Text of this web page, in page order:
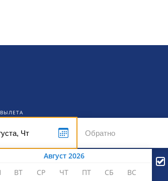
Август 2026
ВТ СР ЧТ ПТ СБ ВС